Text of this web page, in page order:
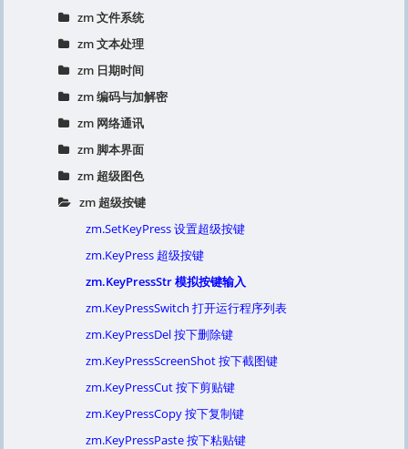
zm 文件系统
zm 文本处理
zm 日期时间
zm 编码与加解密
zm 网络通讯
zm 脚本界面
zm 超级图色
zm 超级按键
zm.SetKeyPress 设置超级按键
zm.KeyPress 超级按键
zm.KeyPressStr 模拟按键输入
zm.KeyPressSwitch 打开运行程序列表
zm.KeyPressDel 按下删除键
zm.KeyPressScreenShot 按下截图键
zm.KeyPressCut 按下剪贴键
zm.KeyPressCopy 按下复制键
zm.KeyPressPaste 按下粘贴键